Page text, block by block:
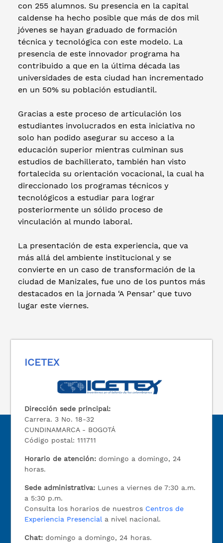
con 255 alumnos. Su presencia en la capital
caldense ha hecho posible que más de dos mil
jóvenes se hayan graduado de formación
técnica y tecnológica con este modelo. La
presencia de este innovador programa ha
contribuido a que en la última década las
universidades de esta ciudad han incrementado
en un 50% su población estudiantil.
Gracias a este proceso de articulación los
estudiantes involucrados en esta iniciativa no
solo han podido asegurar su acceso a la
educación superior mientras culminan sus
estudios de bachillerato, también han visto
fortalecida su orientación vocacional, la cual ha
direccionado los programas técnicos y
tecnológicos a estudiar para lograr
posteriormente un sólido proceso de
vinculación al mundo laboral.
La presentación de esta experiencia, que va
más allá del ambiente institucional y se
convierte en un caso de transformación de la
ciudad de Manizales, fue uno de los puntos más
destacados en la jornada ‘A Pensar’ que tuvo
lugar este viernes.
ICETEX
Dirección sede principal:
Carrera. 3 No. 18-32
CUNDINAMARCA - BOGOTÁ
Código postal: 111711
Horario de atención: domingo a domingo, 24
horas.
Sede administrativa: Lunes a viernes de 7:30 a.m.
a 5:30 p.m.
Consulta los horarios de nuestros Centros de
Experiencia Presencial a nivel nacional.
Chat: domingo a domingo, 24 horas.